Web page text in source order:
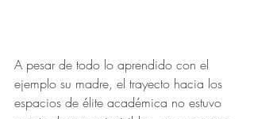
A pesar de todo lo aprendido con el
ejemplo su madre, el trayecto hacia los
espacios de élite académica no estuvo